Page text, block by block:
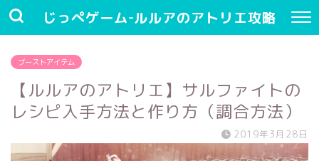
じっぺゲーム-ルルアのアトリエ攻略
ブーストアイテム
【ルルアのアトリエ】サルファイトの
レシピ入手方法と作り方（調合方法）
2019年3月28日